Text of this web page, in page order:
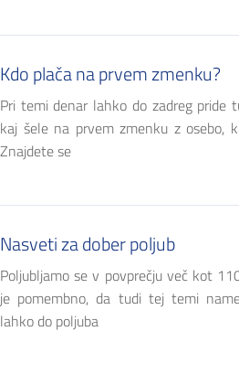
Kdo plača na prvem zmenku?
Pri temi denar lahko do zadreg pride
kaj šele na prvem zmenku z osebo,
Znajdete se
Nasveti za dober poljub
Poljubljamo se v povprečju več kot
je pomembno, da tudi tej temi
lahko do poljuba